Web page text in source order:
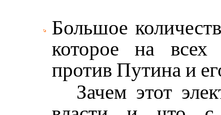
Большое
которое на всех
против Путина и
Зачем этот